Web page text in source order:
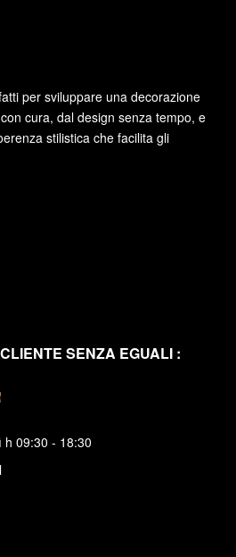
per sviluppare una decorazione
cura, dal design senza tempo, e
stilistica che facilita gli
SENZA EGUALI :
h 09:30 - 18:30